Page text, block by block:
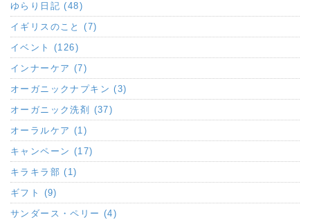
ゆらり日記 (48)
イギリスのこと (7)
イベント (126)
インナーケア (7)
オーガニックナプキン (3)
オーガニック洗剤 (37)
オーラルケア (1)
キャンペーン (17)
キラキラ部 (1)
ギフト (9)
サンダース・ペリー (4)